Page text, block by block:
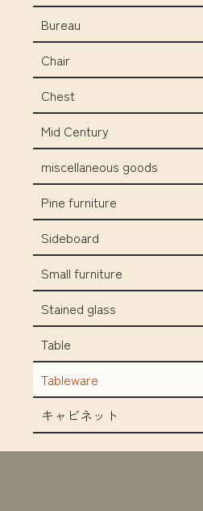
Bureau
Chair
Chest
Mid Century
miscellaneous goods
Pine furniture
Sideboard
Small furniture
Stained glass
Table
Tableware
キャビネット